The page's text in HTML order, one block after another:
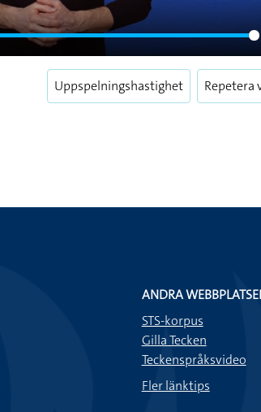
Uppspelningshastighet Repetera
ANDRA
STS-korpus
Gilla Tecken
Teckenspråksvideo
Fler länktips